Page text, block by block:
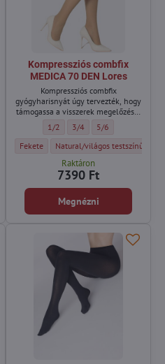
DEN Lores - Méret:
70 DEN Lores - Méret:
MEDICA 70 DEN Lores - Méret:
harisnya MEDICA 70 DEN Lores - Méret:
70 DEN Lores - Szín:
MEDICA 70 DEN Lores - Szín:
Kompressziós combfix
MEDICA 70 DEN Lores
Kompressziós combfix
gyógyharisnyát úgy tervezték, hogy
támogassa a visszerek megelőzését
mindennapi tevékenységét.
Kompressziós combfix MEDICA
1/2 Kompressziós combfix
3/4 Kompressziós
5/6
Kompressziós combfix MEDICA 70 DEN
Fekete Kompressziós combfix MEDICA
Natural/világos testszínű
Raktáron
7390 Ft
Megnézni